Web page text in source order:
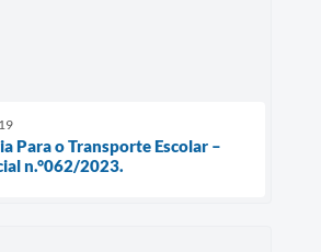
Para o Transporte Escolar –
n.°062/2023.